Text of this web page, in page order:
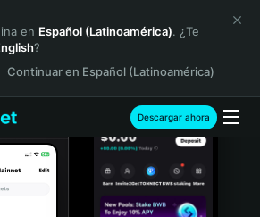
en Español (Latinoamérica). ¿Te
?
Continuar en Español (Latinoamérica)
Descargar ahora